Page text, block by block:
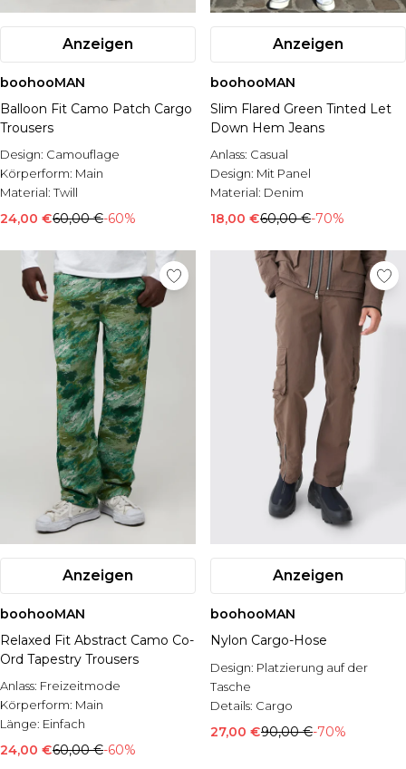
Anzeigen
boohooMAN
Balloon Fit Camo Patch Cargo
Trousers
Design: Camouflage
Körperform: Main
Material:Twill
24,00 €60,00 €-60%
Anzeigen
boohooMAN
Slim Flared Green Tinted Let
Down Hem Jeans
Anlass: Casual
Design: Mit Panel
Material: Denim
18,00 €60,00 €-70%
Anzeigen
boohooMAN
Relaxed Fit Abstract Camo Co-
Ord Tapestry Trousers
Anlass: Freizeitmode
Körperform: Main
Länge: Einfach
24,00 €60,00 €-60%
Anzeigen
boohooMAN
Nylon Cargo-Hose
Design: Platzierung auf der
Tasche
Details: Cargo
Stil:Cargo-Hosen
27,00 €90,00 €-70%